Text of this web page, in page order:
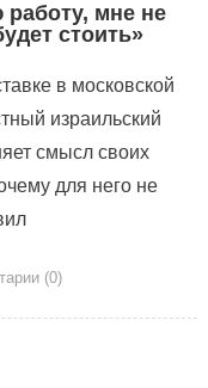
мне не
стоить»
в московской
израильский
смысл своих
для него не
(0)